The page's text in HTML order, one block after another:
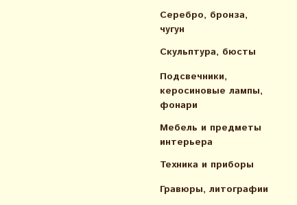
Серебро, бронза,
чугун
Скульптура, бюсты
Подсвечники,
керосиновые лампы,
фонари
Мебель и предметы
интерьера
Техника и приборы
Гравюры, литографии